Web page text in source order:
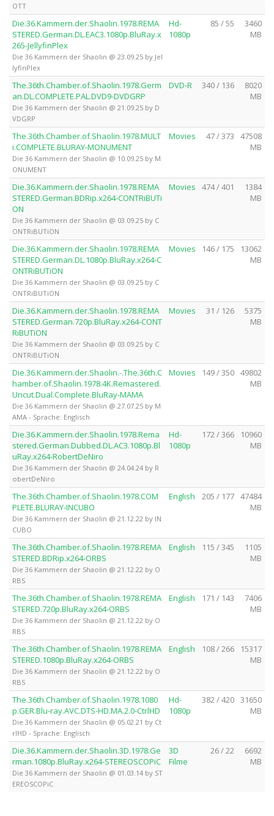
OTT
Die.36.Kammern.der.Shaolin.1978.REMA
STERED.German.DL.EAC3.1080p.BluRay.x
265-JellyfinPlex
Die 36 Kammern der Shaolin @ 23.09.25 by Jel
lyfinPlex
Hd-
1080p
85 / 55
3460
MB
The.36th.Chamber.of.Shaolin.1978.Germ
an.DL.COMPLETE.PAL.DVD9-DVDGRP
Die 36 Kammern der Shaolin @ 21.09.25 by D
VDGRP
DVD-R 340 / 136
8020
MB
The.36th.Chamber.of.Shaolin.1978.MULT
i.COMPLETE.BLURAY-MONUMENT
Die 36 Kammern der Shaolin @ 10.09.25 by M
ONUMENT
Movies 47 / 373
47508
MB
Die.36.Kammern.der.Shaolin.1978.REMA
STERED.German.BDRip.x264-CONTRiBUTi
ON
Die 36 Kammern der Shaolin @ 03.09.25 by C
ONTRiBUTiON
Movies 474 / 401
1384
MB
Die.36.Kammern.der.Shaolin.1978.REMA
STERED.German.DL.1080p.BluRay.x264-C
ONTRiBUTiON
Die 36 Kammern der Shaolin @ 03.09.25 by C
ONTRiBUTiON
Movies 146 / 175
13062
MB
Die.36.Kammern.der.Shaolin.1978.REMA
STERED.German.720p.BluRay.x264-CONT
RiBUTiON
Die 36 Kammern der Shaolin @ 03.09.25 by C
ONTRiBUTiON
Movies 31 / 126
5375
MB
Die.36.Kammern.der.Shaolin.-.The.36th.C
hamber.of.Shaolin.1978.4K.Remastered.
Uncut.Dual.Complete.BluRay-MAMA
Die 36 Kammern der Shaolin @ 27.07.25 by M
AMA - Sprache: Englisch
Movies 149 / 350 49802
MB
Die.36.Kammern.der.Shaolin.1978.Rema
stered.German.Dubbed.DL.AC3.1080p.Bl
uRay.x264-RobertDeNiro
Die 36 Kammern der Shaolin @ 24.04.24 by R
obertDeNiro
Hd-
1080p
172 / 366
10960
MB
The.36th.Chamber.of.Shaolin.1978.COM
PLETE.BLURAY-INCUBO
Die 36 Kammern der Shaolin @ 21.12.22 by IN
CUBO
English 205 / 177 47484
MB
The.36th.Chamber.of.Shaolin.1978.REMA
STERED.BDRip.x264-ORBS
Die 36 Kammern der Shaolin @ 21.12.22 by O
RBS
English 115 / 345
1105
MB
The.36th.Chamber.of.Shaolin.1978.REMA
STERED.720p.BluRay.x264-ORBS
Die 36 Kammern der Shaolin @ 21.12.22 by O
RBS
English 171 / 143
7406
MB
The.36th.Chamber.of.Shaolin.1978.REMA
STERED.1080p.BluRay.x264-ORBS
Die 36 Kammern der Shaolin @ 21.12.22 by O
RBS
English 108 / 266
15317
MB
The.36th.Chamber.of.Shaolin.1978.1080
p.GER.Blu-ray.AVC.DTS-HD.MA.2.0-CtrlHD
Die 36 Kammern der Shaolin @ 05.02.21 by Ct
rlHD - Sprache: Englisch
Hd-
1080p
382 / 420 31650
MB
Die.36.Kammern.der.Shaolin.3D.1978.Ge
rman.1080p.BluRay.x264-STEREOSCOPiC
Die 36 Kammern der Shaolin @ 01.03.14 by ST
EREOSCOPiC
3D
Filme
26 / 22
6692
MB